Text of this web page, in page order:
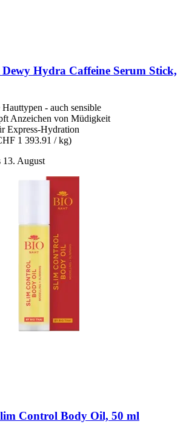
Dewy Hydra Caffeine Serum Stick,
- auch sensible
Anzeichen von Müdigkeit
Express-Hydration
1 393.91 / kg)
13. August
Control Body Oil, 50 ml